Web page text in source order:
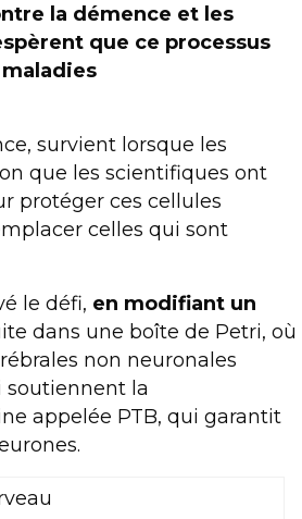
la démence et les
que ce processus
survient lorsque les
que les scientifiques ont
protéger ces cellules
celles qui sont
le défi, en modifiant un
dans une boîte de Petri, où
non neuronales
soutiennent la
appelée PTB, qui garantit